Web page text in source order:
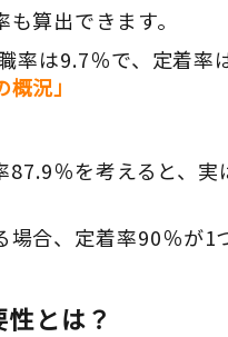
算出できます。
は9.7％で、定着率
況」
％を考えると、
合、定着率90％が1
とは？